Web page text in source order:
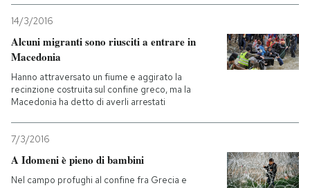
14/3/2016
Alcuni migranti sono riusciti a entrare in
Macedonia
Hanno attraversato un fiume e aggirato la
recinzione costruita sul confine greco, ma la
Macedonia ha detto di averli arrestati
7/3/2016
A Idomeni è pieno di bambini
Nel campo profughi al confine fra Grecia e